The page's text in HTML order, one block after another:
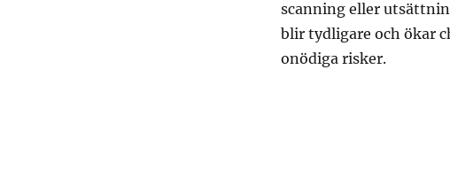
scanning eller
blir tydligare och ökar
onödiga risker.